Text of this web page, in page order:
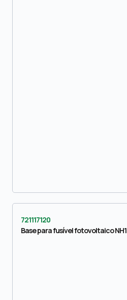
721117120
Base para fusível fotovoltaico NH1